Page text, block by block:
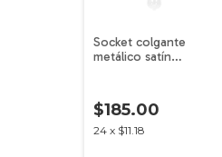
Socket colgante
metálico satín
$185.00
24 x $11.18